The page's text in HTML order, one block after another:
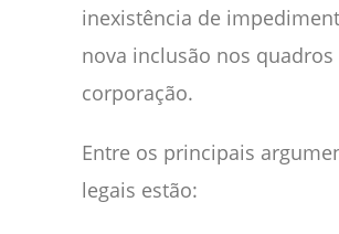
inexistência de
nova inclusão nos quadros
corporação.
Entre os principais
legais estão: